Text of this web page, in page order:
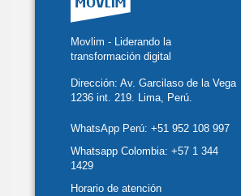
Movlim - Liderando la
transformación digital
Dirección: Av. Garcilaso de la Vega
1236 int. 219. Lima, Perú.
WhatsApp Perú: +51 952 108 997
Whatsapp Colombia: +57 1 344
1429
Horario de atención